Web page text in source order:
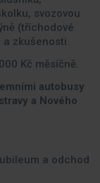
svozovou
(tříchodové
zkušenosti.
Kč měsíčně.
autobusy
a Nového
a odchod